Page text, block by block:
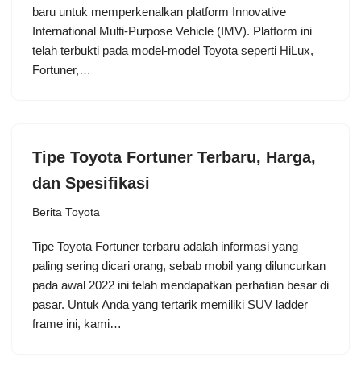
baru untuk memperkenalkan platform Innovative
International Multi-Purpose Vehicle (IMV). Platform ini
telah terbukti pada model-model Toyota seperti HiLux,
Fortuner,…
Tipe Toyota Fortuner Terbaru, Harga,
dan Spesifikasi
Berita Toyota
Tipe Toyota Fortuner terbaru adalah informasi yang
paling sering dicari orang, sebab mobil yang diluncurkan
pada awal 2022 ini telah mendapatkan perhatian besar di
pasar. Untuk Anda yang tertarik memiliki SUV ladder
frame ini, kami…